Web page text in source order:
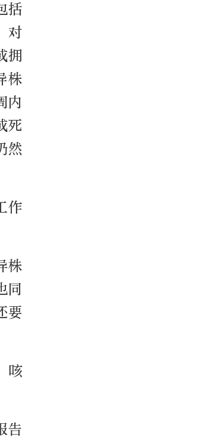
括
对
拥
株
内
死
然
作
株
同
要
咳
告